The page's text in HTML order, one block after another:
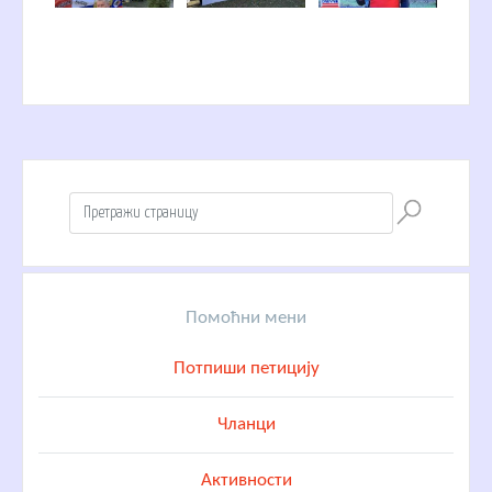
Помоћни мени
Потпиши петицију
Чланци
Активности